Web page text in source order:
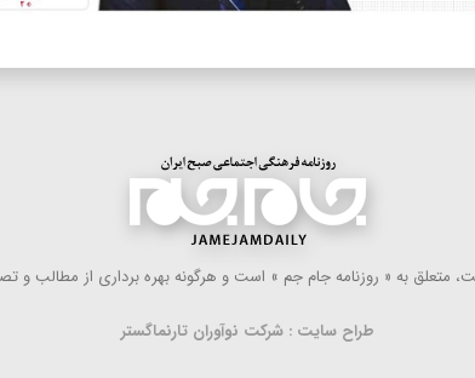
متعلق به « روزنامه جام جم » است و هرگونه بهره ‌برداری از مطالب و
طراح سایت : شرکت نوآوران تارنماگستر